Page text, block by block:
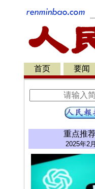
首页 要闻
重点推
2025年2